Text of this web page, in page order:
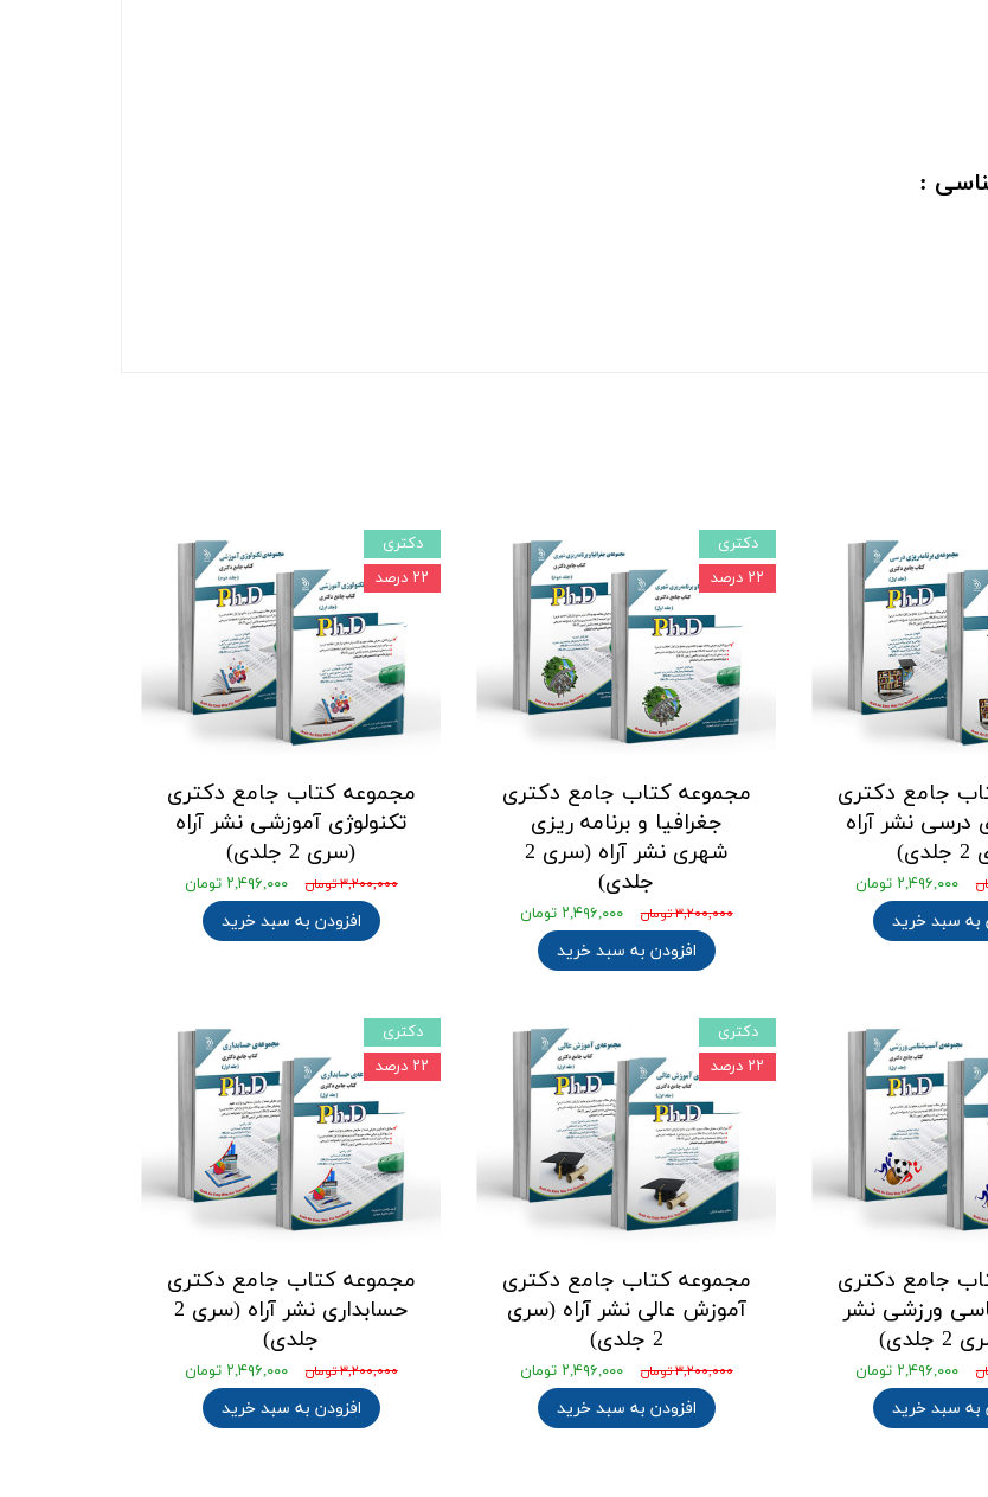
:
جامع دکتری
درسی نشر آراه
۲,۴۹۶,۰۰۰ تومان
به سبد خرید
مجموعه کتاب جامع دکتری
جغرافیا و برنامه ریزی
شهری نشر آراه (سری 2
جلدی)
۳,۲۰۰,۰۰۰ تومان ۲,۴۹۶,۰۰۰ تومان
افزودن به سبد خرید
دکتری
۲۲ درصد
مجموعه کتاب جامع دکتری
تکنولوژی آموزشی نشر آراه
(سری 2 جلدی)
۳,۲۰۰,۰۰۰ تومان ۲,۴۹۶,۰۰۰ تومان
افزودن به سبد خرید
دکتری
۲۲ درصد
جامع دکتری
ورزشی نشر
۲,۴۹۶,۰۰۰ تومان
به سبد خرید
مجموعه کتاب جامع دکتری
آموزش عالی نشر آراه (سری
2 جلدی)
۳,۲۰۰,۰۰۰ تومان ۲,۴۹۶,۰۰۰ تومان
افزودن به سبد خرید
دکتری
۲۲ درصد
مجموعه کتاب جامع دکتری
حسابداری نشر آراه (سری 2
جلدی)
۳,۲۰۰,۰۰۰ تومان ۲,۴۹۶,۰۰۰ تومان
افزودن به سبد خرید
دکتری
۲۲ درصد